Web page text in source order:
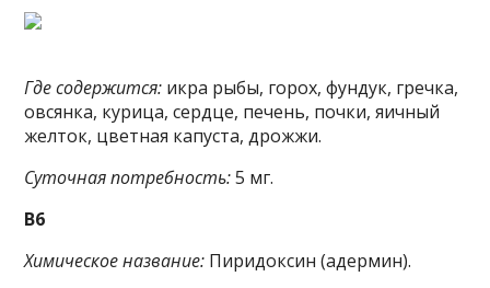
Где содержится: икра рыбы, горох, фундук, гречка,
овсянка, курица, сердце, печень, почки, яичный
желток, цветная капуста, дрожжи.
Суточная потребность:5 мг.
B6
Химическое название: Пиридоксин (адермин).